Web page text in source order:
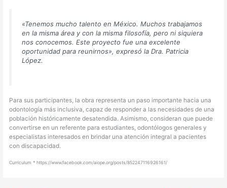
«Tenemos mucho talento en México. Muchos trabajamos
en la misma área y con la misma filosofía, pero ni siquiera
nos conocemos. Este proyecto fue una excelente
oportunidad para reunirnos», expresó la Dra. Patricia
López.
Para sus participantes, la obra representa un paso importante hacia una
odontología más inclusiva, capaz de responder a las necesidades de una
población históricamente desatendida. Asimismo, consideran que puede
convertirse en un referente para estudiantes, odontólogos generales y
especialistas interesados en brindar una atención integral a pacientes
con discapacidad.
Curriculum * https://www.facebook.com/aiope.org/posts/852247116926161/